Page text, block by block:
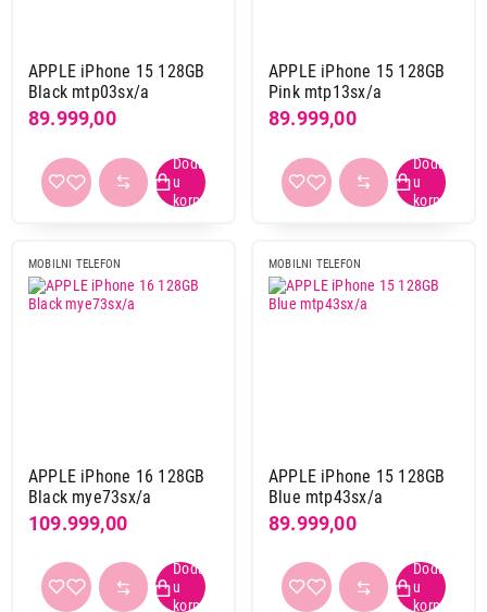
APPLE iPhone 15 128GB
Black mtp03sx/a
89.999,00
APPLE iPhone 15 128GB
Pink mtp13sx/a
89.999,00
MOBILNI TELEFON
APPLE iPhone 16 128GB
Black mye73sx/a
109.999,00
MOBILNI TELEFON
APPLE iPhone 15 128GB
Blue mtp43sx/a
89.999,00